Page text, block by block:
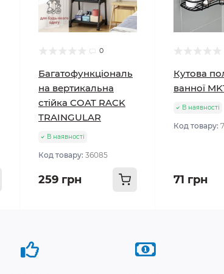
0
Багатофункціональ
на вертикальна
стійка COAT RACK
TRAINGULAR
В наявності
Код товару: 36085
259 грн
Кутова
ванної
В наявності
Код товару:
71 грн